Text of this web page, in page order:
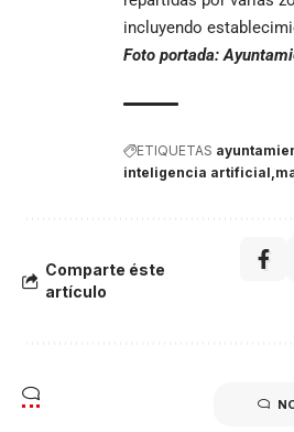
incluyendo
Foto portada:
ETIQUETAS
inteligencia artificial
Comparte éste
artículo